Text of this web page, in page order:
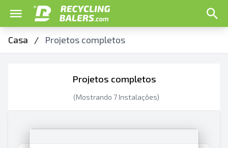
Casa / Projetos completos
Projetos completos
(Mostrando 7Instalações)